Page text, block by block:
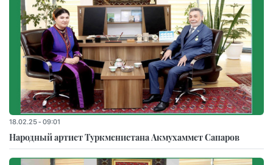
18.02.25 - 09:01
Народный артист Туркменистана Акмухаммет Сапаров